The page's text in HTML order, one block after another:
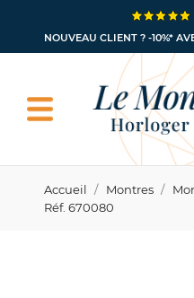
NOUVEAU CLIENT ? -10%*
Accueil Montres
Réf. 670080